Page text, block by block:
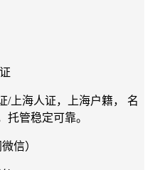
/上海人证，上海户籍， 名
托管稳定可靠。
信）